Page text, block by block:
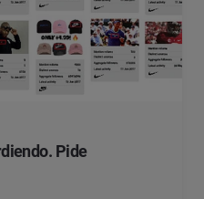
Pide